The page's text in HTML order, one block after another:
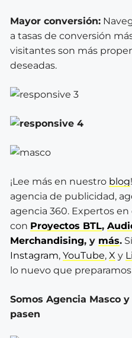
Mayor conversión:
a tasas de conversión
visitantes son más
deseadas.
¡Lee más en nuestro blog
agencia de publicidad,
agencia 360. Expertos
con Proyectos BTL,
Merchandising, y más.
Instagram, YouTube, X y
lo nuevo que
Somos Agencia Masco
pasen